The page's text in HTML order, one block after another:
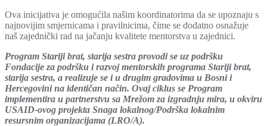
Ova inicijativa je omogućila našim koordinatorima da se upoznaju s
najnovijim smjernicama i pravilnicima, čime se dodatno osnažuje
naš zajednički rad na jačanju kvalitete mentorstva u zajednici.
Program Stariji brat, starija sestra provodi se uz podršku
Fondacije za podršku i razvoj mentorskih programa Stariji brat,
starija sestra, a realizuje se i u drugim gradovima u Bosni i
Hercegovini na identičan način. Ovaj ciklus se Program
implementira u partnerstvu sa Mrežom za izgradnju mira, u okviru
USAID-ovog projekta Snaga lokalnog/Podrška lokalnim
resursnim organizacijama (LRO/A).